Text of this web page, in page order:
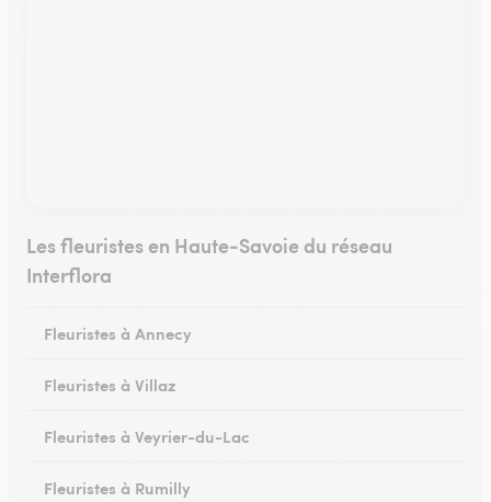
Les fleuristes en Haute-Savoie du réseau
Interflora
Fleuristes à Annecy
Fleuristes à Villaz
Fleuristes à Veyrier-du-Lac
Fleuristes à Rumilly